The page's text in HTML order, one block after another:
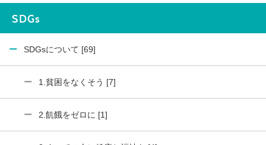
SDGs
SDGsについて [69]
1.貧困をなくそう [7]
2.飢餓をゼロに [1]